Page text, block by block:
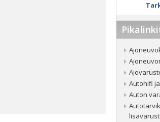
Autohifi
Auton